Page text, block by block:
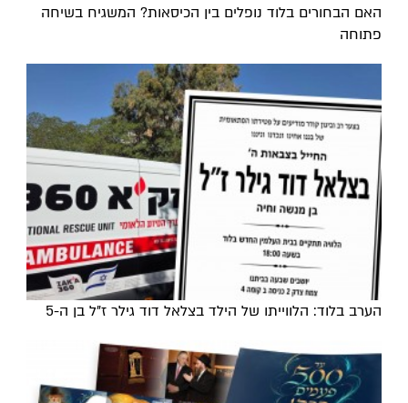
האם הבחורים בלוד נופלים בין הכיסאות? המשגיח בשיחה
פתוחה
הערב בלוד: הלווייתו של הילד בצלאל דוד גילר ז"ל בן ה-5